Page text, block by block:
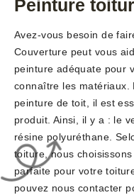
Peinture
Avez-vous besoin de
Couverture peut vous
peinture adéquate pour
connaître les matériaux.
peinture de toit, il est
produit. Ainsi, il y a : le
résine polyuréthane.
toiture, nous
parfaite pour votre
pouvez nous contacter